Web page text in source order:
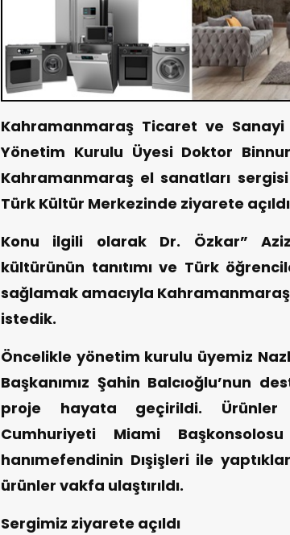
Kahramanmaraş Ticaret ve Sanayi
Yönetim Kurulu Üyesi Doktor
Kahramanmaraş el sanatları
Türk Kültür Merkezinde ziyarete
Konu ilgili olarak Dr. Özkar”
kültürünün tanıtımı ve Türk
sağlamak amacıyla
istedik.
Öncelikle yönetim kurulu üyemiz
Başkanımız Şahin Balcıoğlu’nun
proje hayata geçirildi.
Cumhuriyeti Miami
hanımefendinin Dışişleri ile
ürünler vakfa ulaştırıldı.
Sergimiz ziyarete açıldı